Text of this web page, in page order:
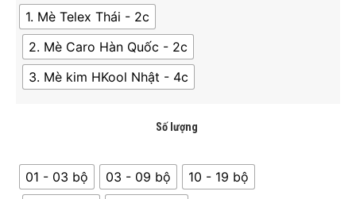
1. Mè Telex Thái - 2c
2. Mè Caro Hàn Quốc - 2c
3. Mè kim HKool Nhật - 4c
Số lượng
01 - 03 bộ 03 - 09 bộ
10 - 19 bộ